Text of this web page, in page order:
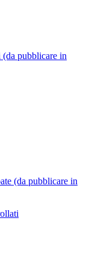
pubblicare in
(da pubblicare in